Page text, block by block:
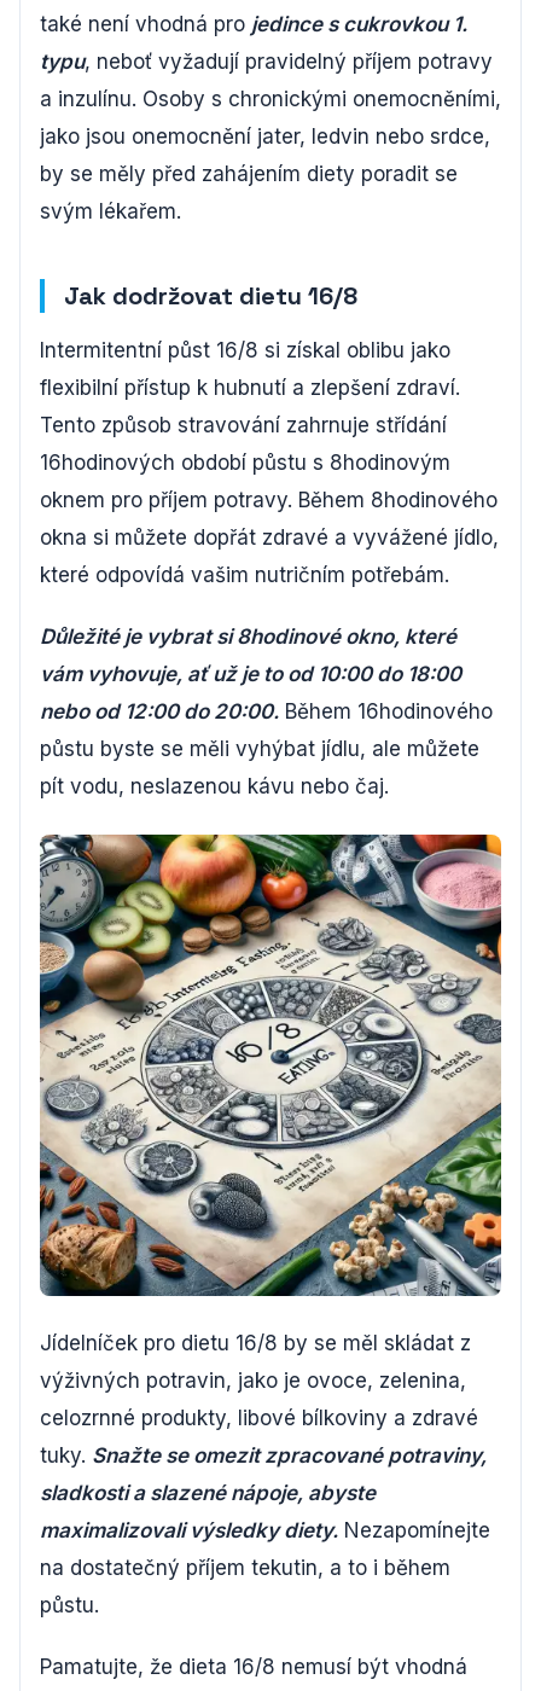
také není vhodná pro jedince s cukrovkou 1.
typu, neboť vyžadují pravidelný příjem potravy
a inzulínu. Osoby s chronickými onemocněními,
jako jsou onemocnění jater, ledvin nebo srdce,
by se měly před zahájením diety poradit se
svým lékařem.
Jak dodržovat dietu 16/8
Intermitentní půst 16/8 si získal oblibu jako
flexibilní přístup k hubnutí a zlepšení zdraví.
Tento způsob stravování zahrnuje střídání
16hodinových období půstu s 8hodinovým
oknem pro příjem potravy. Během 8hodinového
okna si můžete dopřát zdravé a vyvážené jídlo,
které odpovídá vašim nutričním potřebám.
Důležité je vybrat si 8hodinové okno, které
vám vyhovuje, ať už je to od 10:00 do 18:00
nebo od 12:00 do 20:00. Během 16hodinového
půstu byste se měli vyhýbat jídlu, ale můžete
pít vodu, neslazenou kávu nebo čaj.
Jídelníček pro dietu 16/8 by se měl skládat z
výživných potravin, jako je ovoce, zelenina,
celozrnné produkty, libové bílkoviny a zdravé
tuky. Snažte se omezit zpracované potraviny,
sladkosti a slazené nápoje, abyste
maximalizovali výsledky diety. Nezapomínejte
na dostatečný příjem tekutin, a to i během
půstu.
Pamatujte, že dieta 16/8 nemusí být vhodná